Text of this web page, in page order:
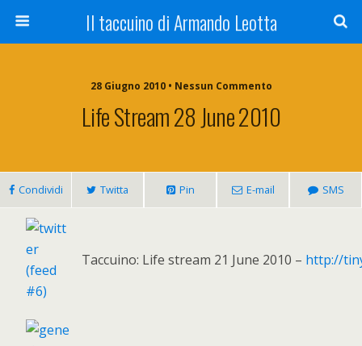
Il taccuino di Armando Leotta
28 Giugno 2010 • Nessun Commento
Life Stream 28 June 2010
Condividi Twitta Pin E-mail SMS
Taccuino: Life stream 21 June 2010 – http://